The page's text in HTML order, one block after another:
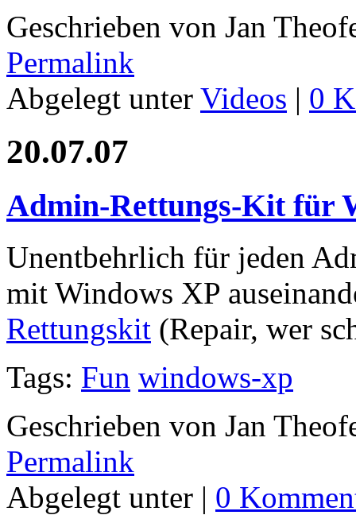
Geschrieben von Jan
Permalink
Abgelegt unter Videos | 0
20.07.07
Admin-Rettungs-Kit für
Unentbehrlich für jeden
mit Windows XP
Rettungskit (Repair, wer
Tags: Fun windows-xp
Geschrieben von Jan
Permalink
Abgelegt unter | 0